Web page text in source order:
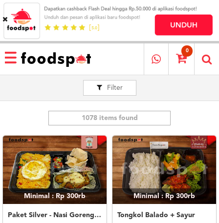
HOME
MENU
RESTAURANT
MEREKA
KATALOG
LOYALTY
PROGRAM
ABOUT
0
Filter
1078 items found
Minimal : Rp 300rb
Paket Silver - Nasi Goreng Nanas Geprek Mozza
Minimal : Rp 300rb
Tongkol Balado + Sayur